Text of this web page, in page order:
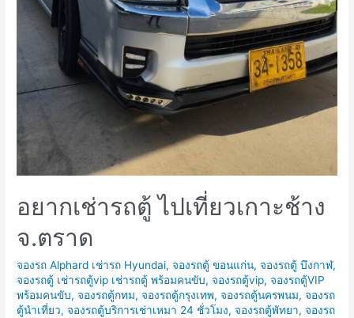
อยากเช่ารถตู้ ไปเที่ยวเกาะช้าง
จ.ตราด
จองรถ Alphard เช่ารถ Hyundai,จองรถตู้ ขอนแก่น,จองรถตู้ บึงกาฬ,
จองรถตู้ เช่ารถตู้vip เช่ารถตู้ พร้อมคนขับ,จองรถตู้vip,จองรถตู้VIP
พร้อมคนขับ,จองรถตู้กทม,จองรถตู้กรุงเทพ,จองรถตู้นครพนม,จองรถ
ตู้นำเที่ยว,จองรถตู้บริการเช่าเหมา 24 ชั่วโมง,จองรถตู้พัทยา,จองรถ